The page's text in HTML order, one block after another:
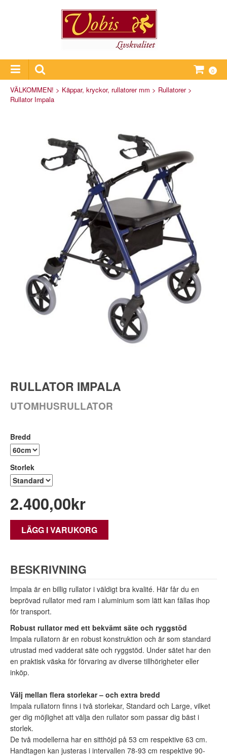
0
VÄLKOMMEN! > Käppar, kryckor, rullatorer mm > Rullatorer>
Rullator Impala
RULLATOR IMPALA
UTOMHUSRULLATOR
Bredd
Storlek
2.400,00kr
LÄGG I VARUKORG
BESKRIVNING
Impala är en billig rullator i väldigt bra kvalité. Här får du en
beprövad rullator med ram i aluminium som lätt kan fällas ihop
för transport.
Robust rullator med ett bekvämt säte och ryggstöd
Impala rullatorn är en robust konstruktion och är som standard
utrustad med vadderat säte och ryggstöd. Under sätet har den
en praktisk väska för förvaring av diverse tillhörigheter eller
inköp.
Välj mellan flera storlekar – och extra bredd
Impala rullatorn finns i två storlekar, Standard och Large, vilket
ger dig möjlighet att välja den rullator som passar dig bäst i
storlek.
De två modellerna har en sitthöjd på 53 cm respektive 63 cm.
Handtagen kan justeras i intervallen 78-93 cm respektive 90-